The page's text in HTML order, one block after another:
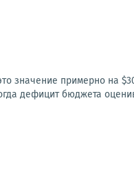
значение примерно на
дефицит бюджета